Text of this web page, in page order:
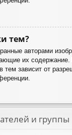
тем?
авторами
их содержание.
тем зависит от
и группы